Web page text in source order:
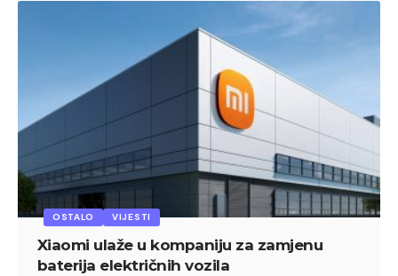
OSTALO VIJESTI
Xiaomi ulaže u kompaniju za zamjenu
baterija električnih vozila